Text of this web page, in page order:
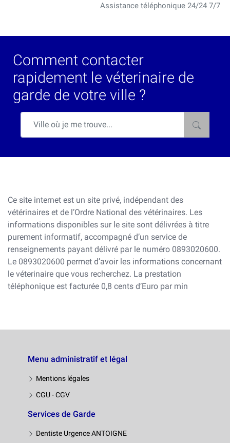
Assistance téléphonique 24/24 7/7
Comment contacter
rapidement le véterinaire de
garde de votre ville ?
Ce site internet est un site privé, indépendant des
vétérinaires et de l’Ordre National des vétérinaires. Les
informations disponibles sur le site sont délivrées à titre
purement informatif, accompagné d’un service de
renseignements payant délivré par le numéro 0893020600.
Le 0893020600 permet d’avoir les informations concernant
le véterinaire que vous recherchez. La prestation
téléphonique est facturée 0,8 cents d’Euro par min
Menu administratif et légal
Mentions légales
CGU - CGV
Services de Garde
Dentiste Urgence ANTOIGNE